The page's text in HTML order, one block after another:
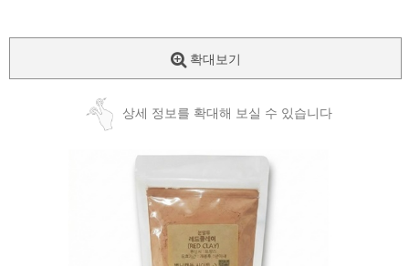
확대보기
상세 정보를 확대해 보실 수 있습니다